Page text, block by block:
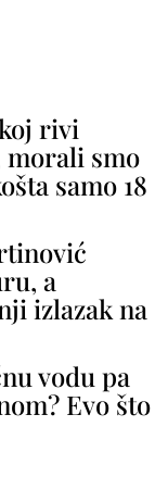
rivi
smo
samo 18
a
izlazak na
vodu pa
Evo što